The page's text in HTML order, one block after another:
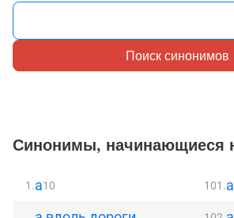
Поиск синонимов
Синонимы, начинающиеся
1.а10 101.